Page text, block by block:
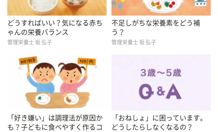
どうすればいい？気になる赤ち
ゃんの栄養バランス
管理栄養士 坂 弘子
不足しがちな栄養素をどう補
う？
管理栄養士 坂 弘子
「好き嫌い」は調理法が原因か
も？子どもに食べやすく作るコ
「おねしょ」に困っています。
どうしたらしなくなるの？